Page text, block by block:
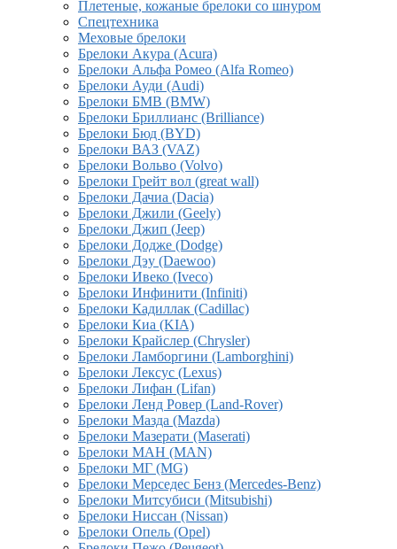
Плетеные, кожаные брелоки со шнуром
Спецтехника
Меховые брелоки
Брелоки Акура (Acura)
Брелоки Альфа Ромео (Alfa Romeo)
Брелоки Ауди (Audi)
Брелоки БМВ (BMW)
Брелоки Бриллианс (Brilliance)
Брелоки Бюд (BYD)
Брелоки ВАЗ (VAZ)
Брелоки Вольво (Volvo)
Брелоки Грейт вол (great wall)
Брелоки Дачиа (Dacia)
Брелоки Джили (Geely)
Брелоки Джип (Jeep)
Брелоки Додже (Dodge)
Брелоки Дэу (Daewoo)
Брелоки Ивеко (Iveco)
Брелоки Инфинити (Infiniti)
Брелоки Кадиллак (Cadillac)
Брелоки Киа (KIA)
Брелоки Крайслер (Chrysler)
Брелоки Ламборгини (Lamborghini)
Брелоки Лексус (Lexus)
Брелоки Лифан (Lifan)
Брелоки Ленд Ровер (Land-Rover)
Брелоки Мазда (Mazda)
Брелоки Мазерати (Maserati)
Брелоки МАН (MAN)
Брелоки МГ (MG)
Брелоки Мерседес Бенз (Mercedes-Benz)
Брелоки Митсубиси (Mitsubishi)
Брелоки Ниссан (Nissan)
Брелоки Опель (Opel)